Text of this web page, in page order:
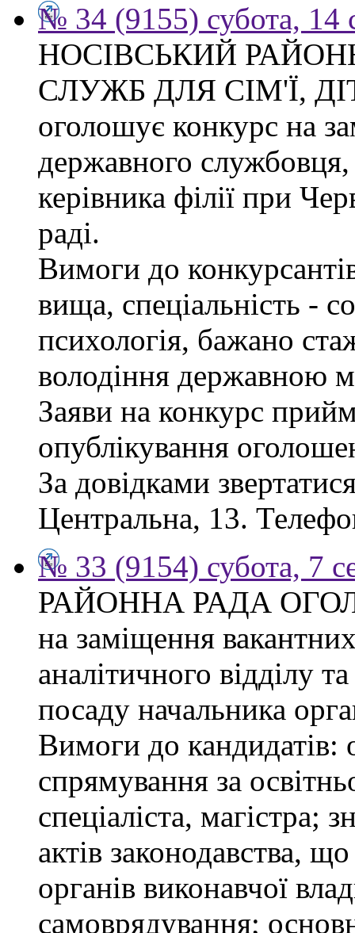
№ 34 (9155) субота, 14
НОСІВСЬКИЙ
СЛУЖБ ДЛЯ СІМ'Ї,
оголошує конкурс на
державного службовця,
керівника філії при
раді.
Вимоги до
вища, спеціальність -
психологія, бажано
володіння державною
Заяви на конкурс
опублікування
За довідками
Центральна, 13.
№ 33 (9154) субота, 7
РАЙОННА РАДА
на заміщення
аналітичного відділу
посаду начальника
Вимоги до кандидатів:
спрямування за
спеціаліста, магістра;
актів законодавства,
органів виконавчої
самоврядування;